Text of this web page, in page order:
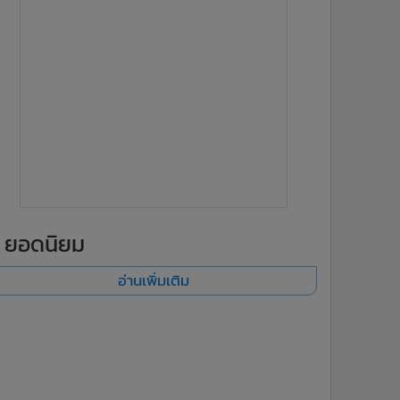
ยอดนิยม
อ่านเพิ่มเติม